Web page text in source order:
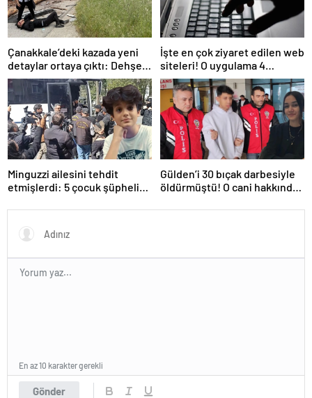
Çanakkale’deki kazada yeni
detaylar ortaya çıktı: Dehşet
kamyonunun suç dosyası
kabarık!
İşte en çok ziyaret edilen web
siteleri! O uygulama 4
basamak birden yükseldi: İlk
sırada…
Minguzzi ailesini tehdit
etmişlerdi: 5 çocuk şüpheli
oldu
Gülden’i 30 bıçak darbesiyle
öldürmüştü! O cani hakkında
donduran detaylar…
Gönder
En az 10 karakter gerekli